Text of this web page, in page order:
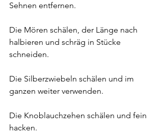
Sehnen entfernen.
Die Mören schälen, der Länge nach
halbieren und schräg in Stücke
schneiden.
Die Silberzwiebeln schälen und im
ganzen weiter verwenden.
Die Knoblauchzehen schälen und fein
hacken.